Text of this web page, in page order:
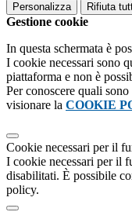
Personalizza Rifiuta
Gestione cookie
In questa schermata è
I cookie necessari sono
piattaforma e non è
Per conoscere quali
visionare la COOKIE
Cookie necessari per il
I cookie necessari per il
disabilitati. È possibile
policy.